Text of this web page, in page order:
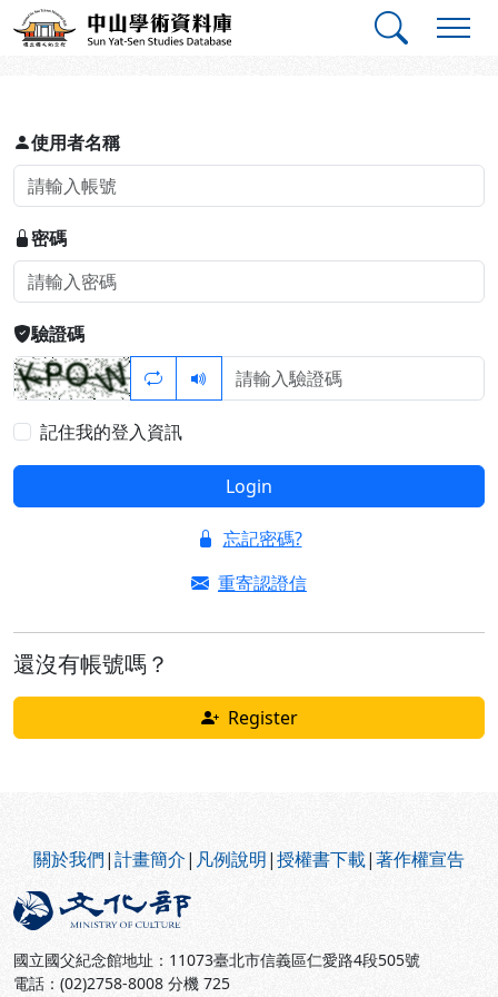
跳到主要內容
中山學術資料庫
登入
使用者名稱
密碼
驗證碼
記住我的登入資訊
Login
忘記密碼?
重寄認證信
還沒有帳號嗎？
Register
關於我們|計畫簡介| 凡例說明|授權書下載|著作權宣告
國立國父紀念館地址：11073臺北市信義區仁愛路4段505號
電話：(02)2758-8008 分機 725